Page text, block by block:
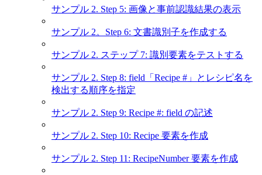
サンプル 2. Step 5: 画像と事前認識結果の表示
サンプル 2。Step 6: 文書識別子を作成する
サンプル 2. ステップ 7: 識別要素をテストする
サンプル 2. Step 8: field「Recipe #」とレシピ名を
検出する順序を指定
サンプル 2. Step 9: Recipe #: field の記述
サンプル 2. Step 10: Recipe 要素を作成
サンプル 2. Step 11: RecipeNumber 要素を作成